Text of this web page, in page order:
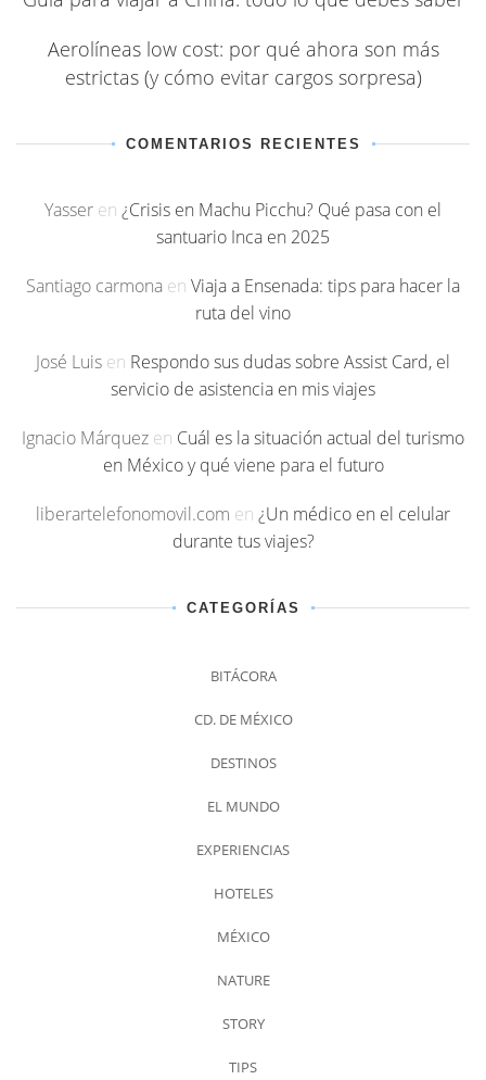
Aerolíneas low cost: por qué ahora son más
estrictas (y cómo evitar cargos sorpresa)
COMENTARIOS RECIENTES
Yasser en ¿Crisis en Machu Picchu? Qué pasa con el
santuario Inca en 2025
Santiago carmona en Viaja a Ensenada: tips para hacer la
ruta del vino
José Luis en Respondo sus dudas sobre Assist Card, el
servicio de asistencia en mis viajes
Ignacio Márquez en Cuál es la situación actual del turismo
en México y qué viene para el futuro
liberartelefonomovil.com en ¿Un médico en el celular
durante tus viajes?
CATEGORÍAS
BITÁCORA
CD. DE MÉXICO
DESTINOS
EL MUNDO
EXPERIENCIAS
HOTELES
MÉXICO
NATURE
STORY
TIPS